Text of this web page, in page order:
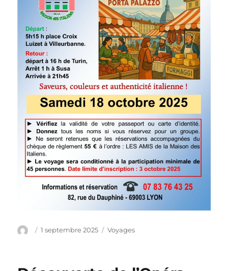
Auteur
Publié
1 septembre 2025 Catégories
Voyages